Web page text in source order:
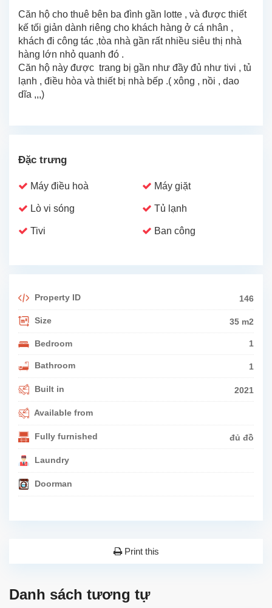
Căn hộ cho thuê bên ba đình gần lotte , và được thiết
kế tối giản dành riêng cho khách hàng ở cá nhân ,
khách đi công tác ,tòa nhà gần rất nhiều siêu thị nhà
hàng lớn nhỏ quanh đó .
Căn hộ này được trang bị gần như đầy đủ như tivi , tủ
lạnh , điều hòa và thiết bị nhà bếp .( xông , nồi , dao
dĩa ,,,)
Đặc trưng
Máy điều hoà Máy giặt
Lò vi sóng Tủ lạnh
Tivi Ban công
Property ID 146
Size 35 m2
Bedroom 1
Bathroom 1
Built in 2021
Available from
Fully furnished đủ đồ
Laundry
Doorman
Print this
Danh sách tương tự